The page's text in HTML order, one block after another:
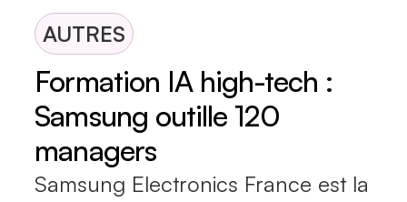
AUTRES
Formation IA high-tech :
Samsung outille 120
managers
Samsung Electronics France est la